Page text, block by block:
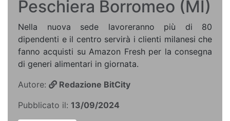
Peschiera Borromeo (MI)
Nella nuova sede lavoreranno più di 80
dipendenti e il centro servirà i clienti milanesi che
fanno acquisti su Amazon Fresh per la consegna
di generi alimentari in giornata.
Autore:
Redazione BitCity
Pubblicato il: 13/09/2024